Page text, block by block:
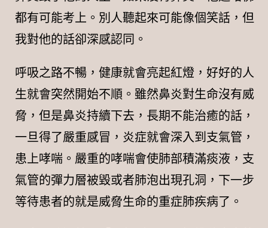
都有可能考上。別人聽起來可能像個笑話，但
我對他的話卻深感認同。
呼吸之路不暢，健康就會亮起紅燈，好好的人
生就會突然開始不順。雖然鼻炎對生命沒有威
脅，但是鼻炎持續下去，長期不能治癒的話，
一旦得了嚴重感冒，炎症就會深入到支氣管，
患上哮喘。嚴重的哮喘會使肺部積滿痰液，支
氣管的彈力層被毀或者肺泡出現孔洞，下一步
等待患者的就是威脅生命的重症肺疾病了。